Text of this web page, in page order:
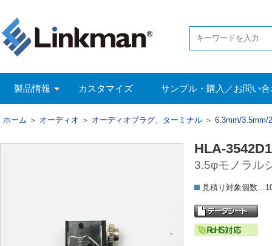
製品情報 カスタマイズ サンプル・購入／お問い
ホーム ＞ オーディオ ＞ オーディオプラグ、ターミナル ＞ 6.3mm/3.5mm/
HLA-
3.5φモノラル
見積り対象個数